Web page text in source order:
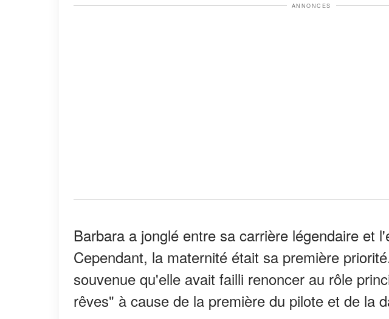
ANNONCES
Barbara a jonglé entre sa carrière légendaire et
Cependant, la maternité était sa première
souvenue qu'elle avait failli renoncer au rôle
rêves" à cause de la première du pilote et de la